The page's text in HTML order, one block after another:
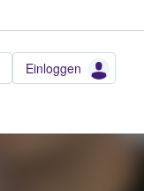
Einloggen